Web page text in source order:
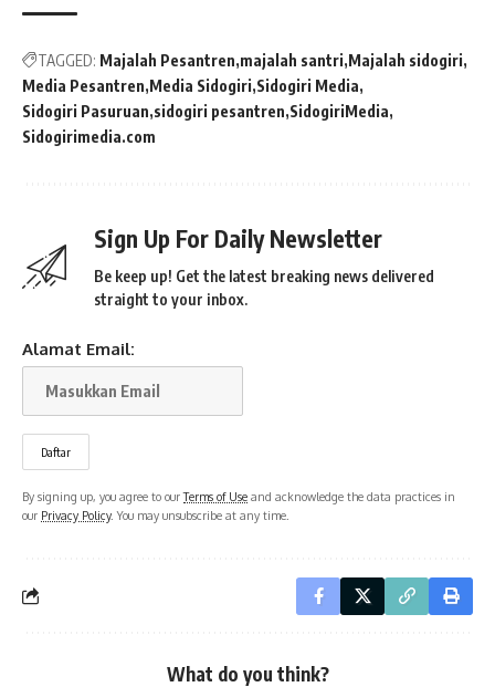
TAGGED: Majalah Pesantren majalah santri Majalah sidogiri
Media Pesantren Media Sidogiri Sidogiri Media
Sidogiri Pasuruan sidogiri pesantren SidogiriMedia
Sidogirimedia.com
Sign Up For Daily Newsletter
Be keep up! Get the latest breaking news delivered
straight to your inbox.
Alamat Email:
By signing up, you agree to ourTerms of Use and acknowledge the data practices in
our Privacy Policy. You may unsubscribe at any time.
What do you think?